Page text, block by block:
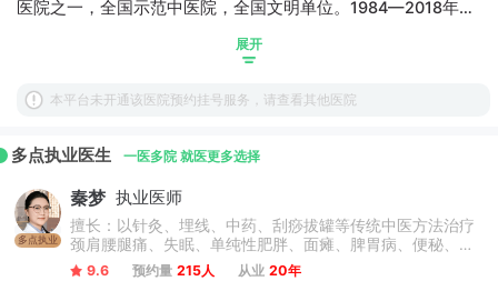
医院之一，全国示范中医院，全国文明单位。1984—2018年十
获得全国卫生系统先进集体荣誉和全国医院文化建设先进单位
中医医院。2010年以来，医院7次获得上海申康医院发展中心市
展开
本平台未开通该医院预约挂号服务，请查看其他医院
多点执业医生 一医多院 就医更多选择
多点执业
秦梦 执业医师
擅长：以针灸、埋线、中药、刮痧拔罐等传统中医方法治疗
颈肩腰腿痛、失眠、单纯性肥胖、面瘫、脾胃病、便秘、带
状疱疹、痛经、月经不调及体质调理。
9.6 预约量 215人 从业 20年